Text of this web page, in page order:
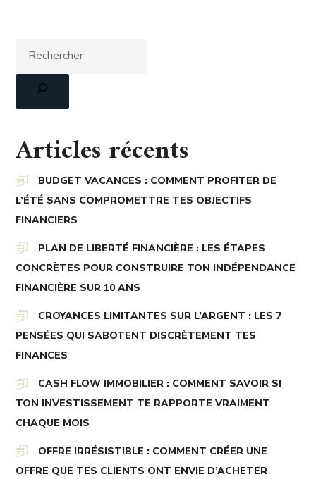
Articles récents
BUDGET VACANCES : COMMENT PROFITER DE
L’ÉTÉ SANS COMPROMETTRE TES OBJECTIFS
FINANCIERS
PLAN DE LIBERTÉ FINANCIÈRE : LES ÉTAPES
CONCRÈTES POUR CONSTRUIRE TON INDÉPENDANCE
FINANCIÈRE SUR 10 ANS
CROYANCES LIMITANTES SUR L’ARGENT : LES 7
PENSÉES QUI SABOTENT DISCRÈTEMENT TES
FINANCES
CASH FLOW IMMOBILIER : COMMENT SAVOIR SI
TON INVESTISSEMENT TE RAPPORTE VRAIMENT
CHAQUE MOIS
OFFRE IRRÉSISTIBLE : COMMENT CRÉER UNE
OFFRE QUE TES CLIENTS ONT ENVIE D’ACHETER